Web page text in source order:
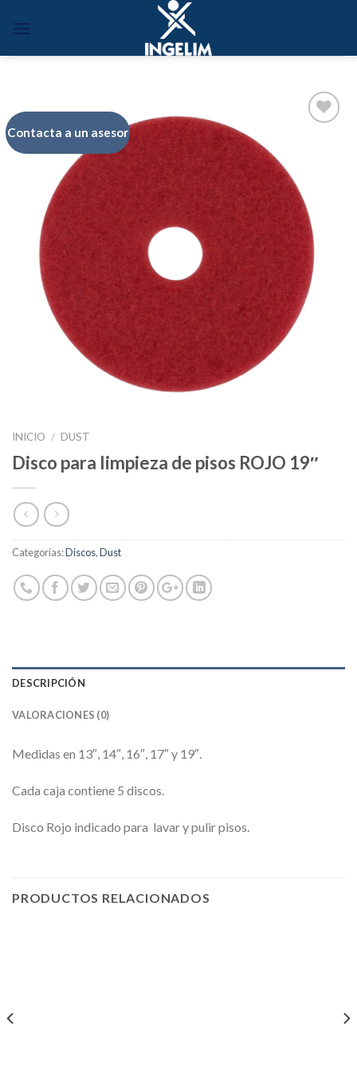
Contacta a un asesor
deseos
INICIO / DUST
Disco para limpieza de pisos ROJO 19″
Categorías:Discos,Dust
DESCRIPCIÓN
VALORACIONES (0)
Medidas en 13″, 14″, 16″, 17″ y 19″.
Cada caja contiene 5 discos.
Disco Rojo indicado para lavar y pulir pisos.
PRODUCTOS RELACIONADOS